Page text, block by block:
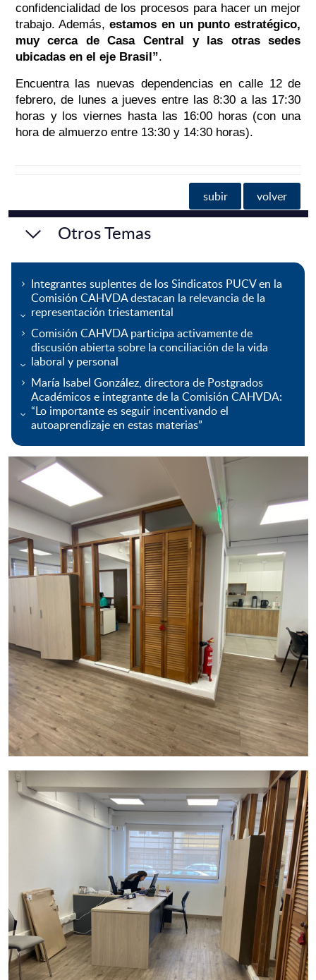
confidencialidad de los procesos para hacer un mejor
trabajo. Además,estamos en un punto estratégico,
muy cerca de Casa Central y las otras sedes
ubicadas en el eje Brasil”.
Encuentra las nuevas dependencias en calle 12 de
febrero, de lunes a jueves entre las 8:30 a las 17:30
horas y los viernes hasta las 16:00 horas (con una
hora de almuerzo entre 13:30 y 14:30 horas).
subir volver
Otros Temas
Integrantes suplentes de los Sindicatos PUCV en la
Comisión CAHVDA destacan la relevancia de la
representación triestamental
Comisión CAHVDA participa activamente de
discusión abierta sobre la conciliación de la vida
laboral y personal
María Isabel González, directora de Postgrados
Académicos e integrante de la Comisión CAHVDA:
“Lo importante es seguir incentivando el
autoaprendizaje en estas materias”